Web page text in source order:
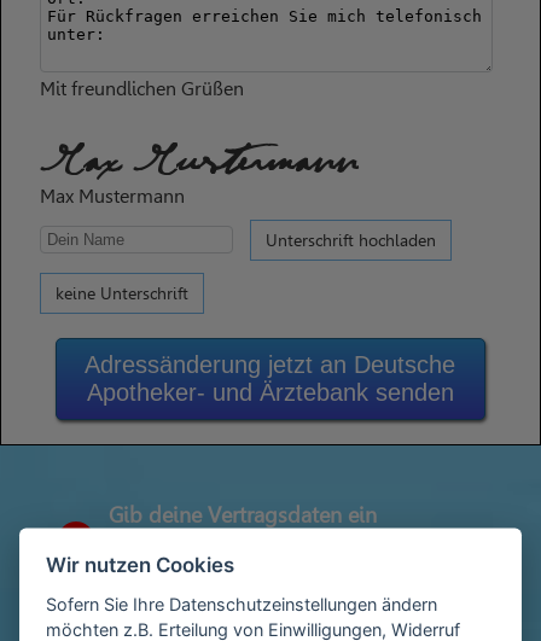
Mit freundlichen Grüßen
Max Mustermann
Max Mustermann
Unterschrift hochladen
keine Unterschrift
Adressänderung jetzt an Deutsche
Apotheker- und Ärztebank senden
Gib deine Vertragsdaten ein
Abrechnung)
Wir nutzen Cookies
Sofern Sie Ihre Datenschutzeinstellungen ändern
möchten z.B. Erteilung von Einwilligungen, Widerruf